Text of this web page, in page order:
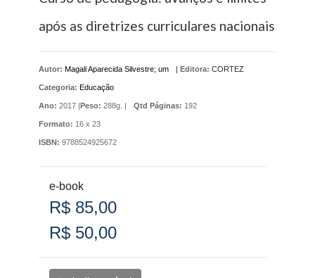
após as diretrizes curriculares nacionais
Autor: Magali Aparecida Silvestre; um | Editora: CORTEZ
Categoria: Educação
Ano: 2017 |Peso: 288g. | Qtd Páginas: 192
Formato: 16 x 23
ISBN: 9788524925672
e-book
R$ 85,00
R$ 50,00